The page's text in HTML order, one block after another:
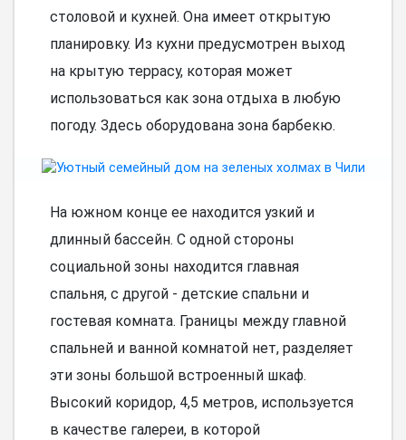
столовой и кухней. Она имеет открытую
планировку. Из кухни предусмотрен выход
на крытую террасу, которая может
использоваться как зона отдыха в любую
погоду. Здесь оборудована зона барбекю.
На южном конце ее находится узкий и
длинный бассейн. С одной стороны
социальной зоны находится главная
спальня, с другой - детские спальни и
гостевая комната. Границы между главной
спальней и ванной комнатой нет, разделяет
эти зоны большой встроенный шкаф.
Высокий коридор, 4,5 метров, используется
в качестве галереи, в которой